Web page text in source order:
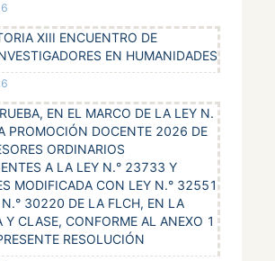
XIII ENCUENTRO DE
EN HUMANIDADES
EN EL MARCO DE LA LEY N.
PROMOCIÓN DOCENTE 2026 DE
ORDINARIOS
A LA LEY N.° 23733 Y
MODIFICADA CON LEY N.° 32551
30220 DE LA FLCH, EN LA
Y CLASE, CONFORME AL ANEXO 1
RESOLUCIÓN